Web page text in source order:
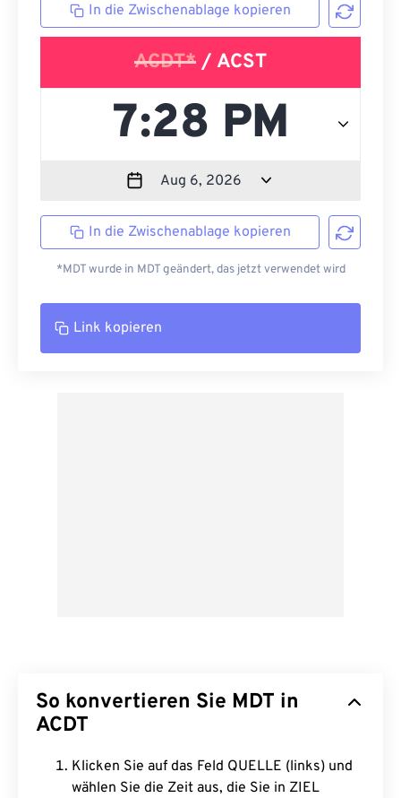
In die Zwischenablage kopieren
ACDT* / ACST
In die Zwischenablage kopieren
*MDT wurde in MDT geändert, das jetzt verwendet wird
Link kopieren
So konvertieren Sie MDT in
ACDT
Klicken Sie auf das Feld QUELLE (links) und
wählen Sie die Zeit aus, die Sie in ZIEL